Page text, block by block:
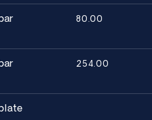
och full spårbarhet.
80.00
254.00